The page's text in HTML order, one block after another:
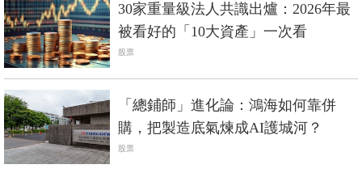
30家重量級法人共識出爐：2026年最
被看好的「10大資產」一次看
股票
「總鋪師」進化論：鴻海如何靠併
購，把製造底氣煉成AI護城河？
股票